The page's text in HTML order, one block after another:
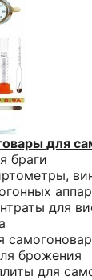
для
браги
для
брожения
для